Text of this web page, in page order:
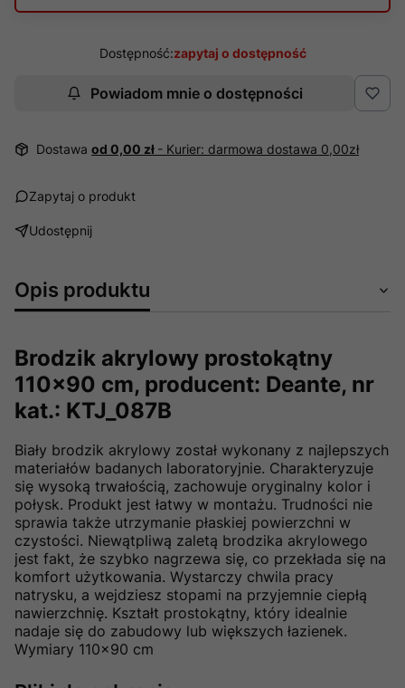
Dostępność:zapytaj o dostępność
Powiadom mnie o dostępności
Dostawa od 0,00 zł - Kurier: darmowa dostawa 0,00zł
Zapytaj o produkt
Udostępnij
Opis produktu
Brodzik akrylowy prostokątny
110x90 cm, producent: Deante, nr
kat.: KTJ_087B
Biały brodzik akrylowy został wykonany z najlepszych
materiałów badanych laboratoryjnie. Charakteryzuje
się wysoką trwałością, zachowuje oryginalny kolor i
połysk. Produkt jest łatwy w montażu. Trudności nie
sprawia także utrzymanie płaskiej powierzchni w
czystości. Niewątpliwą zaletą brodzika akrylowego
jest fakt, że szybko nagrzewa się, co przekłada się na
komfort użytkowania. Wystarczy chwila pracy
natrysku, a wejdziesz stopami na przyjemnie ciepłą
nawierzchnię. Kształt prostokątny, który idealnie
nadaje się do zabudowy lub większych łazienek.
Wymiary 110x90 cm